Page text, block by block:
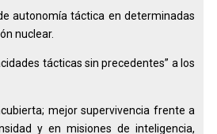
autonomía táctica en determinadas
nuclear.
tácticas sin precedentes” a los
mejor supervivencia frente a
y en misiones de inteligencia,